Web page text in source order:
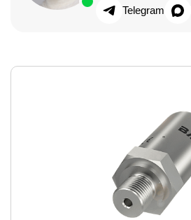
Telegram